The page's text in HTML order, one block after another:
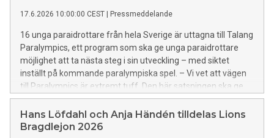
17.6.2026 10:00:00 CEST | Pressmeddelande
16 unga paraidrottare från hela Sverige är uttagna till Talang
Paralympics, ett program som ska ge unga paraidrottare
möjlighet att ta nästa steg i sin utveckling – med siktet
inställt på kommande paralympiska spel. – Vi vet att vägen
till Paralympics är extremt tuff. Den här satsningen ska ge
nästa generation chansen att nå hela vägen, säger Niclas
Grön, verksamhetschef på Sveriges Paralympiska
Kommitté.
Hans Löfdahl och Anja Händén tilldelas Lions
Bragdlejon 2026